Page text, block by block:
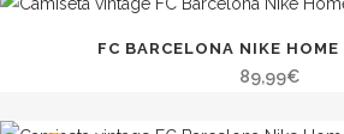
FC BARCELONA NIKE
89,99€